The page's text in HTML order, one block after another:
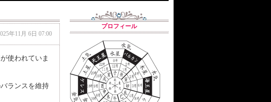
年11月 6日 07:00
使われていま
ランスを維持
プロフィール